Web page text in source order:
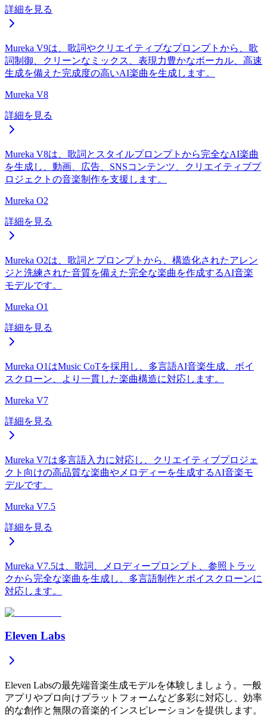
詳細を見る
Mureka V9は、歌詞やクリエイティブなプロンプトから、歌
詞制御、クリーンなミックス、表現力豊かなボーカル、高速
生成を備えた完成度の高いAI楽曲を生成します。
Mureka V8
詳細を見る
Mureka V8は、歌詞とスタイルプロンプトから完全なAI楽曲
を生成し、動画、広告、SNSコンテンツ、クリエイティブプ
ロジェクトの音楽制作を支援します。
Mureka O2
詳細を見る
Mureka O2は、歌詞とプロンプトから、構造化されたアレン
ジと洗練された音質を備えた完全な楽曲を作成するAI音楽
モデルです。
Mureka O1
詳細を見る
Mureka O1はMusic CoTを採用し、多言語AI音楽生成、ボイ
スクローン、より一貫した楽曲構造に対応します。
Mureka V7
詳細を見る
Mureka V7は多言語入力に対応し、クリエイティブプロジェ
クト向けの高品質な楽曲やメロディーを生成するAI音楽モ
デルです。
Mureka V7.5
詳細を見る
Mureka V7.5は、歌詞、メロディープロンプト、参照トラッ
クから完全な楽曲を生成し、多言語制作とボイスクローンに
対応します。
Eleven Labs
Eleven Labsの最先端音楽生成モデルを体験しましょう。一般
アプリやプロ向けプラットフォームなど多彩に対応し、効率
的な創作と無限の音楽的インスピレーションを提供します。